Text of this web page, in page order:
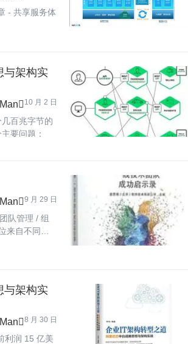
- 共享服务体
与架构实
Man 10 月 2 日
百兆字节的
要问题：
Man9 月 29 日
队管理 / 组
自不同行
与架构实
Man8 月 30 日
利润 15 亿美